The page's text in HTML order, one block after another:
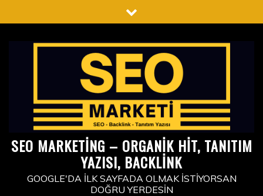
to
SEO MARKETING – ORGANIK HIT, TANITIM
YAZISI, BACKLINK
GOOGLE'DA İLK SAYFADA OLMAK İSTIYORSAN
DOĞRU YERDESIN